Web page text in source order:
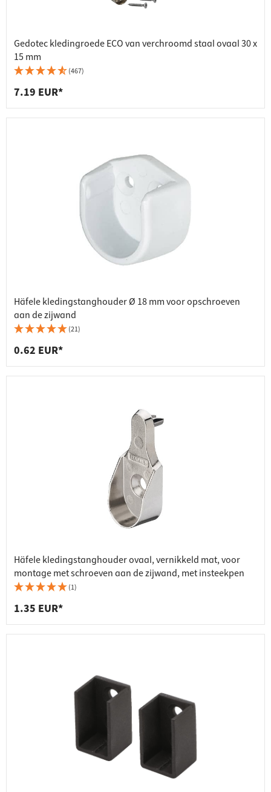
Gedotec kledingroede ECO van verchroomd staal ovaal 30 x
15 mm
(467)
7.19 EUR*
Häfele kledingstanghouder Ø 18 mm voor opschroeven
aan de zijwand
(21)
0.62 EUR*
Häfele kledingstanghouder ovaal, vernikkeld mat, voor
montage met schroeven aan de zijwand, met insteekpen
(1)
1.35 EUR*